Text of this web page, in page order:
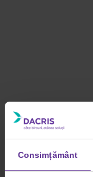
Consimțământ